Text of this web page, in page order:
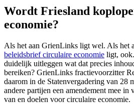
Wordt Friesland
economie?
Als het aan GrienLinks ligt wel. Als het
beleidsbrief circulaire economie ligt,
duidelijk uitleggen wat dat precies
bereiken? GrienLinks fractievoorzitter
daarom in de Statenvergadering van 28
andere partijen een amendement mee
van en doelen voor circulaire economie.